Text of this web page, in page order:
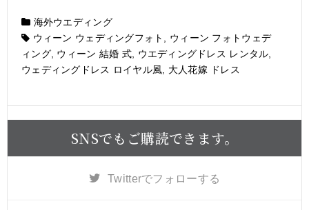
海外ウエディング
ウィーン ウェディングフォト
ウィーン フォトウェデ
ィング, ウィーン 結婚 式, ウエディングドレス レンタル
ウェディングドレス ロイヤル風
大人花嫁 ドレス
SNSでもご購読できます。
Twitterでフォローする